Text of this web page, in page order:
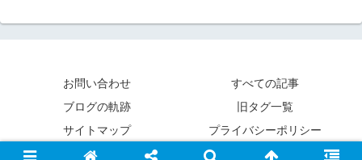
お問い合わせ
すべての記事
ブログの軌跡
旧タグ一覧
サイトマップ
プライバシーポリシー